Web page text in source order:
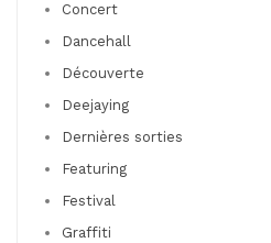
Concert
Dancehall
Découverte
Deejaying
Dernières sorties
Featuring
Festival
Graffiti